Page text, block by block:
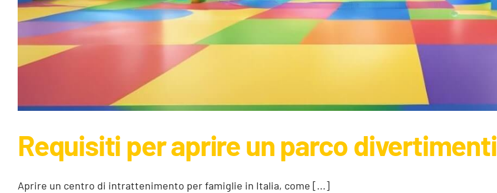
Requisiti per aprire un parco divertimenti
Aprire un centro di intrattenimento per famiglie in Italia, come [...]